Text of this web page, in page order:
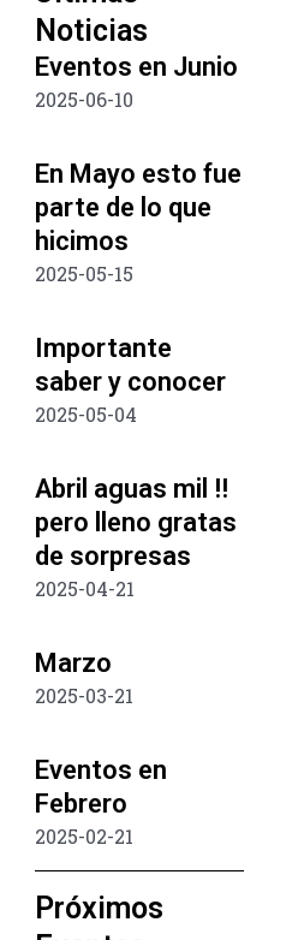
Noticias
Eventos en Junio
2025-06-10
En Mayo esto fue
parte de lo que
hicimos
2025-05-15
Importante
saber y conocer
2025-05-04
Abril aguas mil !!
pero lleno gratas
de sorpresas
2025-04-21
Marzo
2025-03-21
Eventos en
Febrero
2025-02-21
Próximos